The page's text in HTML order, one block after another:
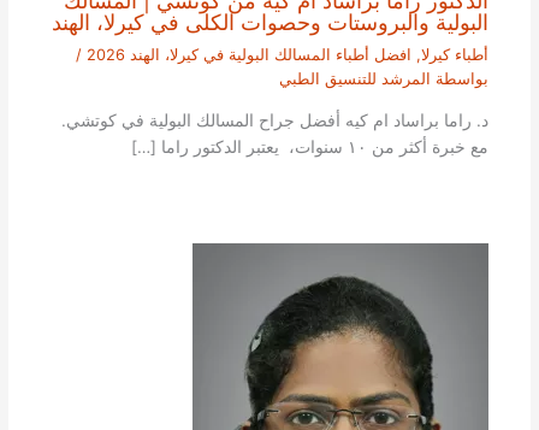
البولية والبروستات وحصوات الكلى في كيرلا، الهند
أطباء كيرلا, افضل أطباء المسالك البولية في كيرلا، الهند 2026
/
بواسطة المرشد للتنسيق الطبي
د. راما براساد ام كيه أفضل جراح المسالك البولية في كوتشي.
مع خبرة أكثر من ١٠ سنوات، يعتبر الدكتور راما […]